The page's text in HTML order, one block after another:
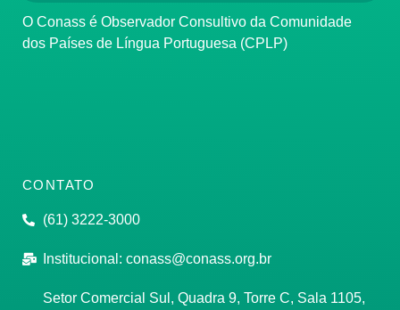
O Conass é Observador Consultivo da Comunidade
dos Países de Língua Portuguesa (CPLP)
CONTATO
(61) 3222-3000
Institucional: conass@conass.org.br
Setor Comercial Sul, Quadra 9, Torre C, Sala 1105,